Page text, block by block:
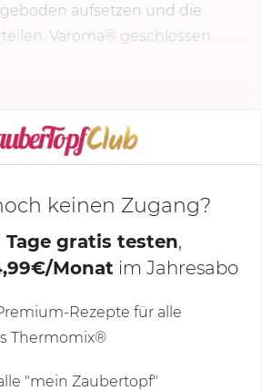
aufsetzen und die
Varoma® geschlossen
STARTEN
keinen Zugang?
Tage gratis testen,
Monat im Jahresabo
Rezepte für alle
Thermomix®
"mein Zaubertopf"